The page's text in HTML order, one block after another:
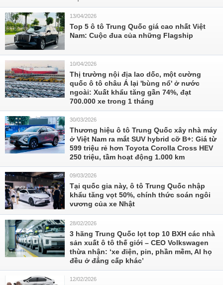
13/04/2026
Top 5 ô tô Trung Quốc giá cao nhất Việt
Nam: Cuộc đua của những Flagship
10/04/2026
Thị trường nội địa lao dốc, một cường
quốc ô tô châu Á lại 'bùng nổ' ở nước
ngoài: Xuất khẩu tăng gần 74%, đạt
700.000 xe trong 1 tháng
30/03/2026
Thương hiệu ô tô Trung Quốc xây nhà máy
ở Việt Nam ra mắt SUV hybrid cỡ B+: Giá từ
599 triệu rẻ hơn Toyota Corolla Cross HEV
250 triệu, tầm hoạt động 1.000 km
09/03/2026
Tại quốc gia này, ô tô Trung Quốc nhập
khẩu tăng vọt 50%, chính thức soán ngôi
vương của xe Nhật
28/02/2026
3 hãng Trung Quốc lọt top 10 BXH các nhà
sản xuất ô tô thế giới – CEO Volkswagen
thừa nhận: ‘xe điện, pin, phần mềm, AI họ
đều ở đẳng cấp khác’
12/02/2026